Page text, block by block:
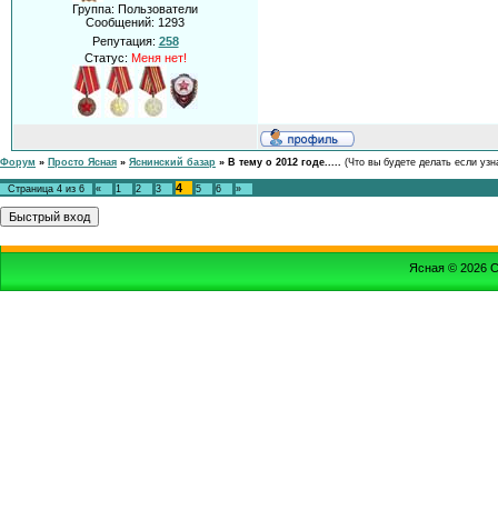
Группа: Пользователи
Сообщений: 1293
Репутация: 258
Статус: Меня нет!
Форум » Просто Ясная » Яснинский базар » В тему о 2012 годе..... (Что вы будете делать если
Страница 4 из 6 « 1 2 3 4 5 6 »
Ясная © 2026